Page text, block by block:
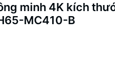
minh 4K kích
MC410-B